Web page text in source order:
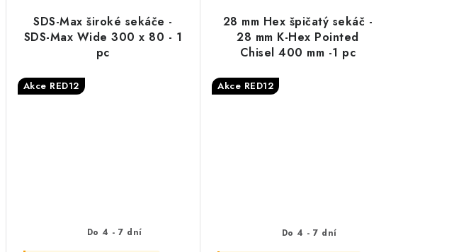
SDS-Max široké sekáče -
SDS-Max Wide 300 x 80 - 1
pc
Akce RED12
Do 4 - 7 dní
28 mm Hex špičatý sekáč -
28 mm K-Hex Pointed
Chisel 400 mm -1 pc
Akce RED12
Do 4 - 7 dní